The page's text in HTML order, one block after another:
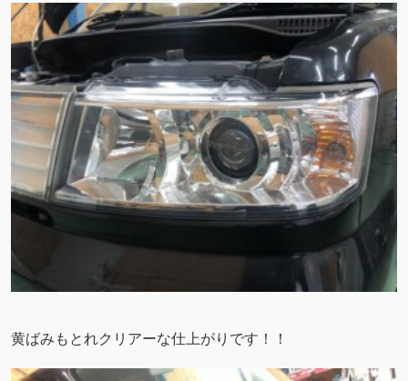
黄ばみもとれクリアーな仕上がりです！！